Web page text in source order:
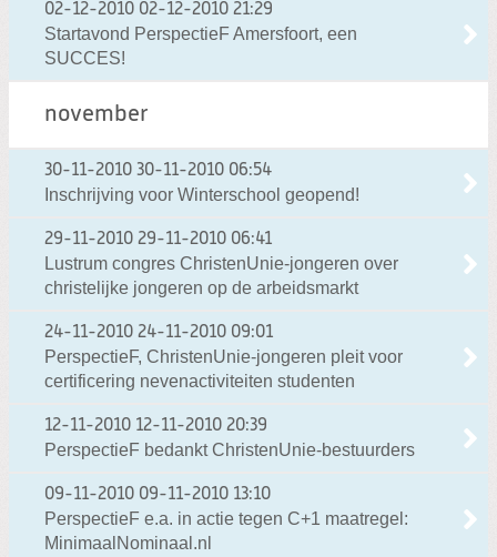
02-12-2010 02-12-2010 21:29
Startavond PerspectieF Amersfoort, een
SUCCES!
november
30-11-2010 30-11-2010 06:54
Inschrijving voor Winterschool geopend!
29-11-2010 29-11-2010 06:41
Lustrum congres ChristenUnie-jongeren over
christelijke jongeren op de arbeidsmarkt
24-11-2010 24-11-2010 09:01
PerspectieF, ChristenUnie-jongeren pleit voor
certificering nevenactiviteiten studenten
12-11-2010 12-11-2010 20:39
PerspectieF bedankt ChristenUnie-bestuurders
09-11-2010 09-11-2010 13:10
PerspectieF e.a. in actie tegen C+1 maatregel:
MinimaalNominaal.nl